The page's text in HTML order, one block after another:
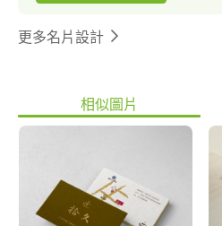
更多名片設計
相似圖片